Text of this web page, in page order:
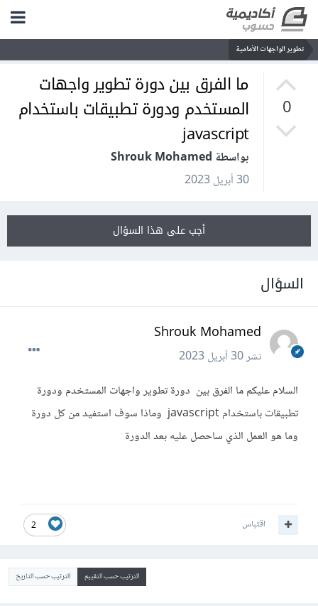
تطوير الواجهات الأمامية
0
ما الفرق بين دورة تطوير واجهات
المستخدم ودورة تطبيقات باستخدام
javascript
بواسطة Shrouk Mohamed
30 أبريل 2023
أجب على هذا السؤال
السؤال
Shrouk Mohamed
نشر30 أبريل 2023
السلام عليكم ما الفرق بين دورة تطوير واجهات المستخدم ودورة
تطبيقات باستخدام javascript وماذا سوف استفيد من كل دورة
وما هو العمل الذي ساحصل عليه بعد الدورة
2 اقتباس
الترتيب حسب التقييم الترتيب حسب التاريخ